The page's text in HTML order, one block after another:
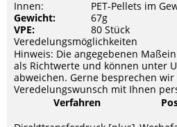
Innen:
PET-Pellets im
Gewicht:
67g
VPE:
80 Stück
Veredelungsmöglichkeiten
Hinweis: Die angegebenen
als Richtwerte und können unter
abweichen. Gerne besprechen wir
Veredelungswunsch mit Ihnen
Verfahren